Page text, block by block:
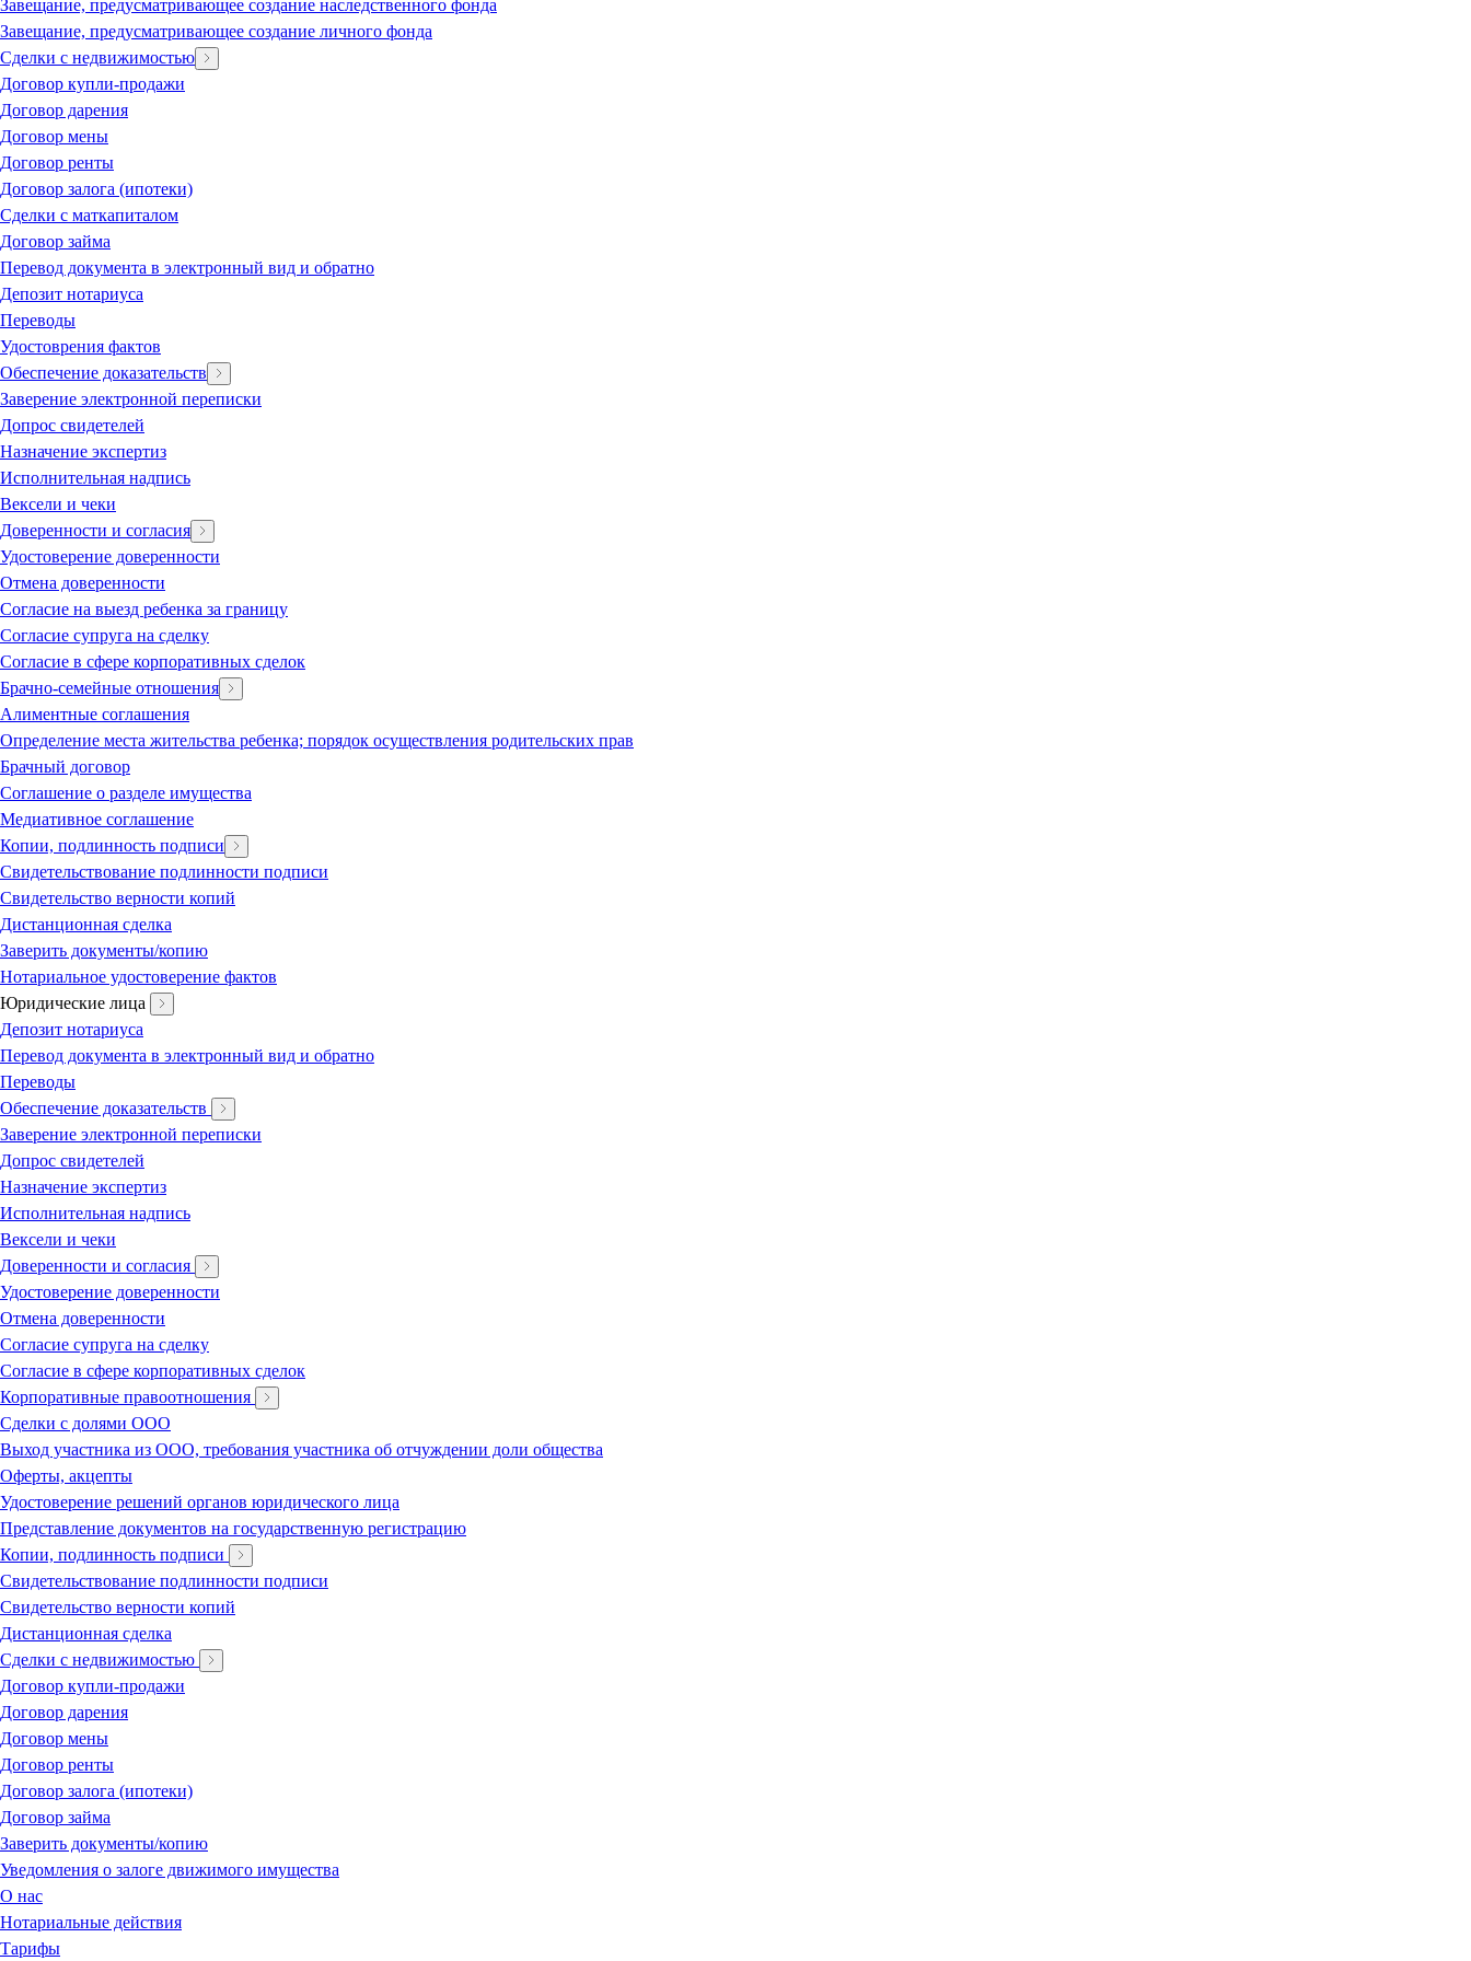
Завещание, предусматривающее создание наследственного фонда
Завещание, предусматривающее создание личного фонда
Сделки с недвижимостью
Договор купли-продажи
Договор дарения
Договор мены
Договор ренты
Договор залога (ипотеки)
Сделки с маткапиталом
Договор займа
Перевод документа в электронный вид и обратно
Депозит нотариуса
Переводы
Удостоврения фактов
Обеспечение доказательств
Заверение электронной переписки
Допрос свидетелей
Назначение экспертиз
Исполнительная надпись
Вексели и чеки
Доверенности и согласия
Удостоверение доверенности
Отмена доверенности
Согласие на выезд ребенка за границу
Согласие супруга на сделку
Согласие в сфере корпоративных сделок
Брачно-семейные отношения
Алиментные соглашения
Определение места жительства ребенка; порядок осуществления родительских прав
Брачный договор
Соглашение о разделе имущества
Медиативное соглашение
Копии, подлинность подписи
Свидетельствование подлинности подписи
Свидетельство верности копий
Дистанционная сделка
Заверить документы/копию
Нотариальное удостоверение фактов
Юридические лица
Депозит нотариуса
Перевод документа в электронный вид и обратно
Переводы
Обеспечение доказательств
Заверение электронной переписки
Допрос свидетелей
Назначение экспертиз
Исполнительная надпись
Вексели и чеки
Доверенности и согласия
Удостоверение доверенности
Отмена доверенности
Согласие супруга на сделку
Согласие в сфере корпоративных сделок
Корпоративные правоотношения
Сделки с долями ООО
Выход участника из ООО, требования участника об отчуждении доли общества
Оферты, акцепты
Удостоверение решений органов юридического лица
Представление документов на государственную регистрацию
Копии, подлинность подписи
Свидетельствование подлинности подписи
Свидетельство верности копий
Дистанционная сделка
Сделки с недвижимостью
Договор купли-продажи
Договор дарения
Договор мены
Договор ренты
Договор залога (ипотеки)
Договор займа
Заверить документы/копию
Уведомления о залоге движимого имущества
О нас
Нотариальные действия
Тарифы